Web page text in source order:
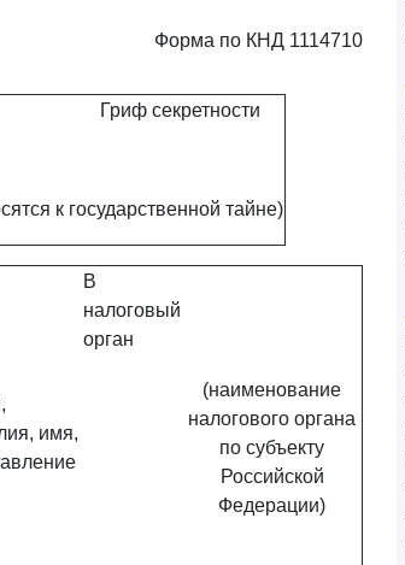
Форма по КНД 1114710
Гриф секретности
к государственной тайне)
В
налоговый
орган
имя,
(наименование
налогового органа
по субъекту
Российской
Федерации)